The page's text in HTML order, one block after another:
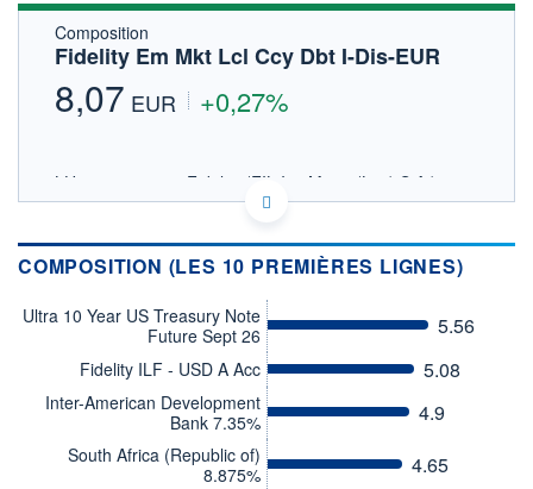
Composition
Fidelity Em Mkt Lcl Ccy Dbt I-Dis-EUR
8,07 EUR +0,27%
LU1791706127 - Fidelity (FIL Inv Mgmt (Lux) S.A.)
OPCVM DERNIER COURS CONNU AU 03/08/2026
03/12 06/04
8,5
CATÉGORIE MORNINGSTAR
COMPOSITION (LES 10 PREMIÈRES LIGNES)
Ultra 10 Year US Treasury Note
Future Sept 26
5.56
Fidelity ILF - USD A Acc 5.08
Inter-American Development
Bank 7.35%
4.9
South Africa (Republic of)
8.875%
4.65